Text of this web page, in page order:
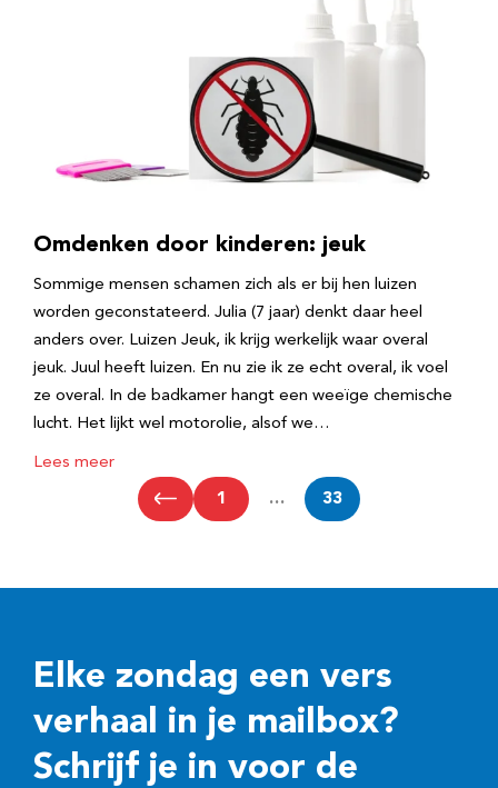
Omdenken door kinderen: jeuk
Sommige mensen schamen zich als er bij hen luizen
worden geconstateerd. Julia (7 jaar) denkt daar heel
anders over. Luizen Jeuk, ik krijg werkelijk waar overal
jeuk. Juul heeft luizen. En nu zie ik ze echt overal, ik voel
ze overal. In de badkamer hangt een weeïge chemische
lucht. Het lijkt wel motorolie, alsof we…
Lees meer
1 … 33
Elke zondag een vers
verhaal in je mailbox?
Schrijf je in voor de